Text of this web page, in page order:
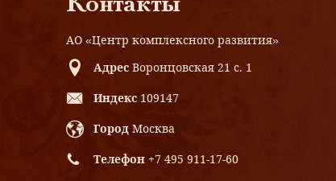
Контакты
АО «Центр комплексного развития»
Адрес Воронцовская 21 с. 1
Индекс 109147
Город Москва
Телефон +7 495 911-17-60